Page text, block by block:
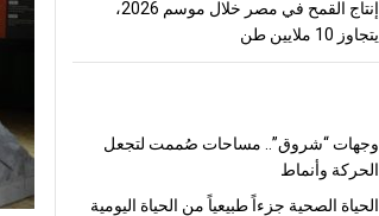
إنتاج القمح في مصر خلال موسم 2026،
يتجاوز 10 ملايين طن
وجهات “شروق”.. مساحات صُممت لتجعل
الحركة وأنماط
الحياة الصحية جزءاً طبيعياً من الحياة اليومية